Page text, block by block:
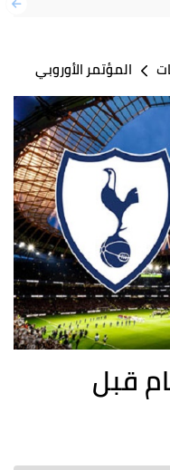
المؤتمر الأوروبي
قبل